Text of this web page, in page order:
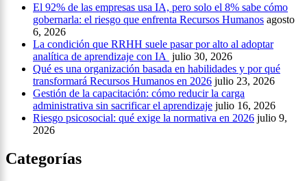
El 92% de las empresas usa IA, pero solo el 8% sabe cómo
gobernarla: el riesgo que enfrenta Recursos Humanos agosto
6, 2026
La condición que RRHH suele pasar por alto al adoptar
analítica de aprendizaje con IA julio 30, 2026
Qué es una organización basada en habilidades y por qué
transformará Recursos Humanos en 2026 julio 23, 2026
Gestión de la capacitación: cómo reducir la carga
administrativa sin sacrificar el aprendizaje julio 16, 2026
Riesgo psicosocial: qué exige la normativa en 2026 julio 9,
2026
Categorías